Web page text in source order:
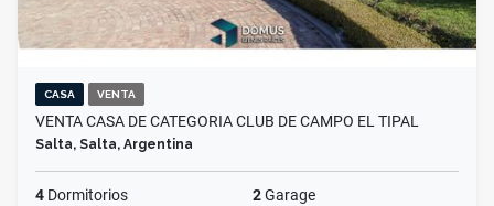
CASA VENTA
VENTA CASA DE CATEGORIA CLUB DE CAMPO EL TIPAL
Salta, Salta, Argentina
4 Dormitorios 2Garage